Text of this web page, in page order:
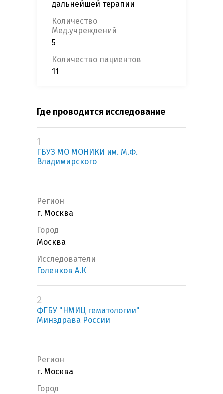
дальнейшей терапии
Количество
Мед.учреждений
5
Количество пациентов
11
Где проводится исследование
1
ГБУЗ МО МОНИКИ им. М.Ф.
Владимирского
Регион
г. Москва
Город
Москва
Исследователи
Голенков А.К
2
ФГБУ "НМИЦ гематологии"
Минздрава России
Регион
г. Москва
Город